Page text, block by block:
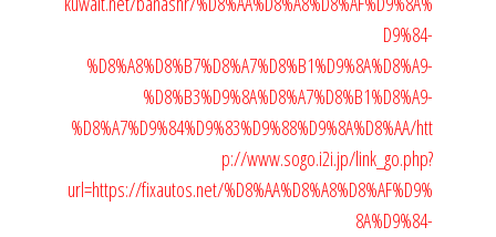
D9%84-
%D8%A8%D8%B7%D8%A7%D8%B1%D9%8A%D8%A9-
%D8%B3%D9%8A%D8%A7%D8%B1%D8%A9-
%D8%A7%D9%84%D9%83%D9%88%D9%8A%D8%AA/htt
p://www.sogo.i2i.jp/link_go.php?
url=https://fixautos.net/%D8%AA%D8%A8%D8%AF%D9%
8A%D9%84-